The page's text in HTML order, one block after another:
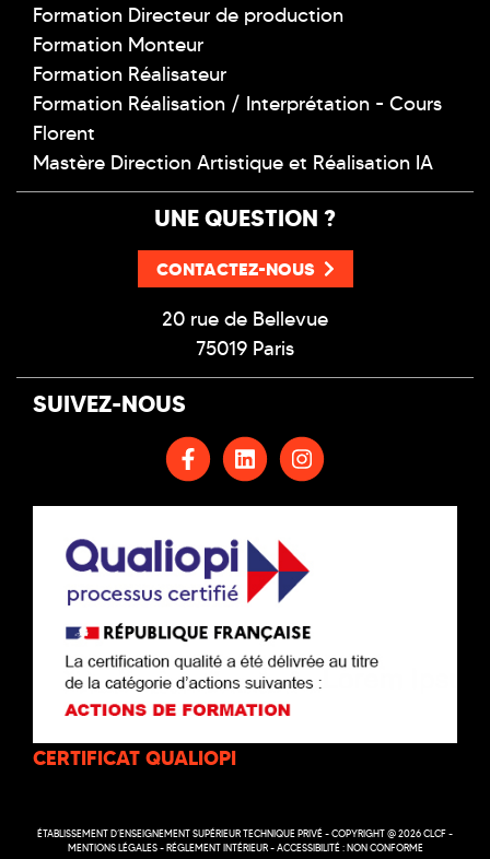
Formation Directeur de production
Formation Monteur
Formation Réalisateur
Formation Réalisation / Interprétation - Cours
Florent
Mastère Direction Artistique et Réalisation IA
UNE QUESTION ?
CONTACTEZ-NOUS
20 rue de Bellevue
75019 Paris
SUIVEZ-NOUS
CERTIFICAT QUALIOPI
ÉTABLISSEMENT D’ENSEIGNEMENT SUPÉRIEUR TECHNIQUE PRIVÉ - COPYRIGHT @ 2026 CLCF -
MENTIONS LÉGALES-RÉGLEMENT INTÉRIEUR-ACCESSIBILITÉ : NON CONFORME